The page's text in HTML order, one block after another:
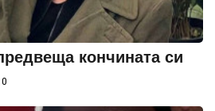
кончината си
0